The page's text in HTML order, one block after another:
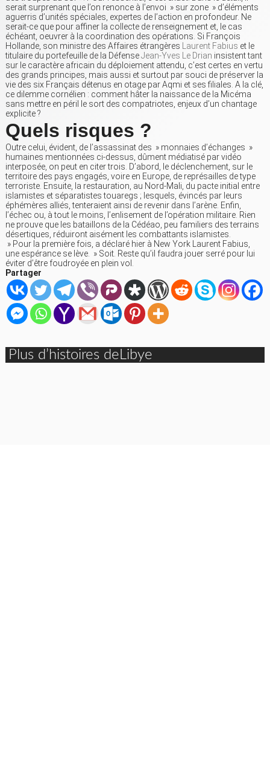
serait surprenant que l’on renonce à l’envoi » sur zone » d’éléments
aguerris d’unités spéciales, expertes de l’action en profondeur. Ne
serait-ce que pour affiner la collecte de renseignement et, le cas
échéant, oeuvrer à la coordination des opérations. Si François
Hollande, son ministre des Affaires étrangères
Laurent Fabius et le
titulaire du portefeuille de la DéfenseJean-Yves Le Drian insistent tant
sur le caractère africain du déploiement attendu, c’est certes en vertu
des grands principes, mais aussi et surtout par souci de préserver la
vie des six Français détenus en otage par Aqmi et ses filiales. A la clé,
ce dilemme cornélien : comment hâter la naissance de la Micéma
sans mettre en péril le sort des compatriotes, enjeux d’un chantage
explicite ?
Quels risques ?
Outre celui, évident, de l’assassinat des » monnaies d’échanges »
humaines mentionnées ci-dessus, dûment médiatisé par vidéo
interposée, on peut en citer trois. D’abord, le déclenchement, sur le
territoire des pays engagés, voire en Europe, de représailles de type
terroriste. Ensuite, la restauration, au Nord-Mali, du pacte initial entre
islamistes et séparatistes touaregs ; lesquels, évincés par leurs
éphémères alliés, tenteraient ainsi de revenir dans l’arène. Enfin,
l’échec ou, à tout le moins, l’enlisement de l’opération militaire. Rien
ne prouve que les bataillons de la Cédéao, peu familiers des terrains
désertiques, réduiront aisément les combattants islamistes.
» Pour la première fois, a déclaré hier à New York Laurent Fabius,
une espérance se lève. » Soit. Reste qu’il faudra jouer serré pour lui
éviter d’être foudroyée en plein vol.
Partager
Plus d’histoires deLibye